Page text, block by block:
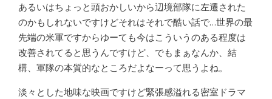
あるいはちょっと頭おかしいから辺境部隊に左遷された
のかもしれないですけどそれはそれで酷い話で…世界の最
先端の米軍ですからゆーても今はこういうのある程度は
改善されてると思うんですけど、でもまぁなんか、結
構、軍隊の本質的なところだよなーって思うよね。
淡々とした地味な映画ですけど緊張感溢れる密室ドラマ